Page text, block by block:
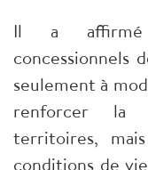
Il a affirmé
concessionnels
seulement à
renforcer la
territoires,
conditions de